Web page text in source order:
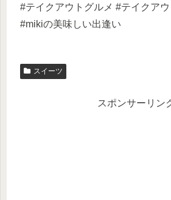
#テイクアウトグルメ #テイクアウ
#mikiの美味しい出逢い
スイーツ
スポンサーリン